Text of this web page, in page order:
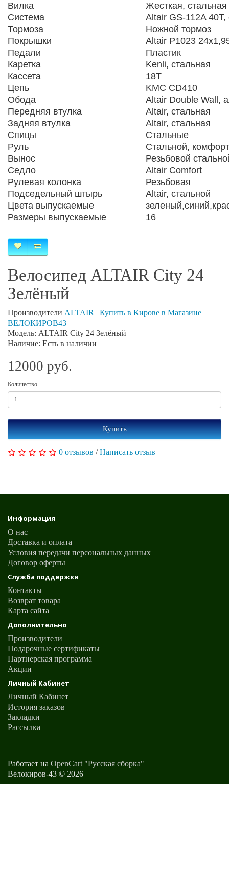
Вилка
Жесткая, стальная
Система
Altair GS-112A 40T,
Тормоза
Ножной тормоз
Покрышки
Altair P1023
Педали
Пластик
Каретка
Kenli, стальная
Кассета
18T
Цепь
KMC CD410
Обода
Altair Double Wall,
Передняя втулка
Altair, стальная
Задняя втулка
Altair, стальная
Спицы
Стальные
Руль
Стальной, комфорт
Вынос
Резьбовой
Седло
Altair Comfort
Рулевая колонка
Резьбовая
Подседельный штырь
Altair, стальной
Цвета выпускаемые
Размеры выпускаемые
16
Велосипед ALTAIR City 24
Зелёный
Производители ALTAIR | Купить в Кирове в Магазине
ВЕЛОКИРОВ43
Модель: ALTAIR City 24 Зелёный
Наличие: Есть в наличии
12000 руб.
Количество
Купить
0 отзывов /Написать отзыв
Информация
О нас
Доставка и оплата
Условия передачи персональных данных
Договор оферты
Служба поддержки
Контакты
Возврат товара
Карта сайта
Дополнительно
Производители
Подарочные сертификаты
Партнерская программа
Акции
Личный Кабинет
Личный Кабинет
История заказов
Закладки
Рассылка
Работает на OpenCart "Русская сборка"
Велокиров-43 © 2026